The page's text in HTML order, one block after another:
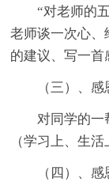
“对老师的
老师谈一次心、
的建议、写一首
（三）、感
对同学的一
（学习上、生活
（四）、